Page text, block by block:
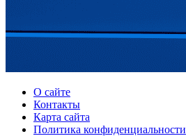
О сайте
Контакты
Карта сайта
Политика конфиденциальности